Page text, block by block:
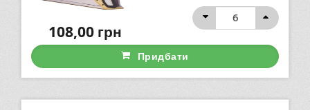
108,00грн
Придбати